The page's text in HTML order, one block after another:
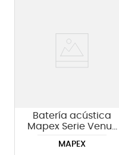
Batería acústica
Mapex Serie Venus
Blue Sky Sparkle
MAPEX